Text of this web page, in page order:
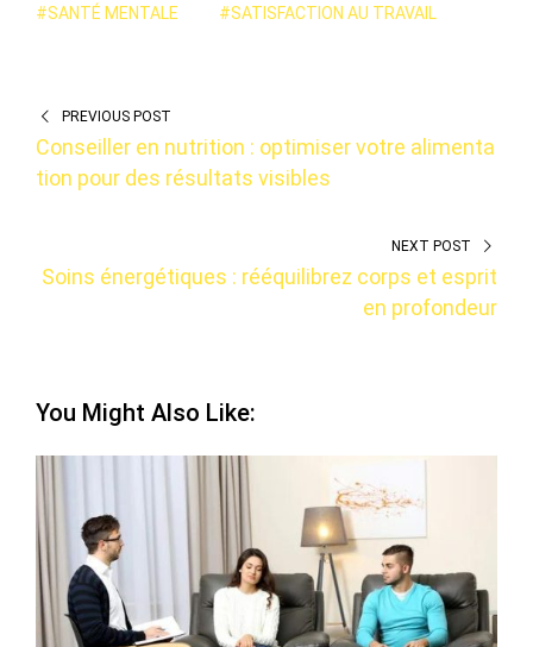
#SANTÉ MENTALE #SATISFACTION AU TRAVAIL
PREVIOUS POST
Conseiller en nutrition : optimiser votre alimenta
tion pour des résultats visibles
NEXT POST
Soins énergétiques : rééquilibrez corps et esprit
en profondeur
You Might Also Like: